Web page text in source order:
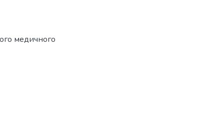
медичного